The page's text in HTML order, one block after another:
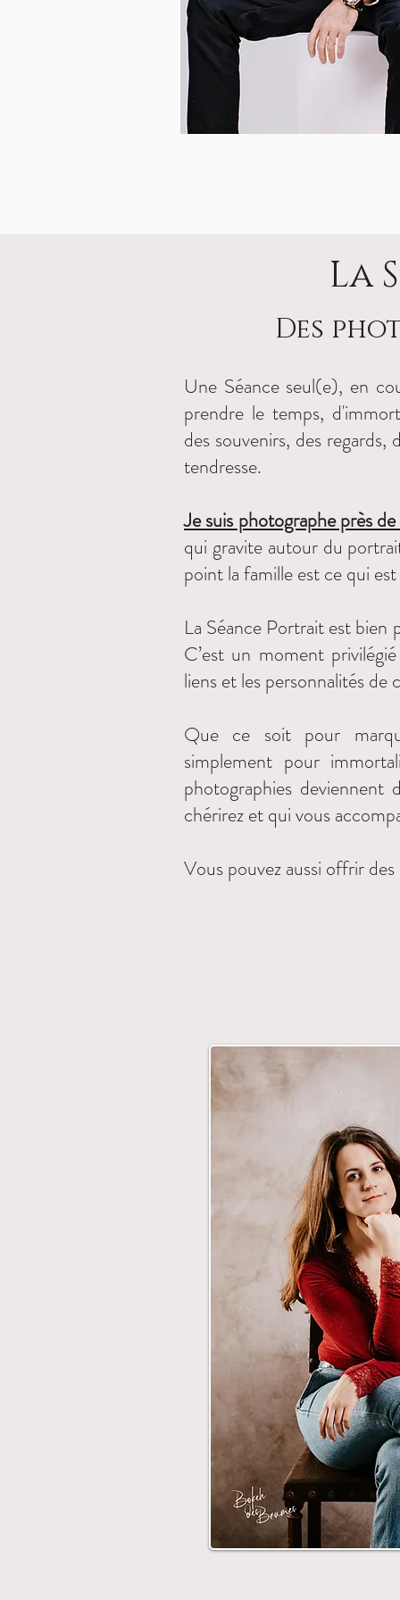
La
Des
Une Séance seul(e), en
prendre le temps,
des souvenirs, des
tendresse.
Je suis photographe près
qui gravite autour du
point la famille est ce qui
La Séance Portrait est bien
C’est un moment
liens et les personnalités de
Que ce soit pour
simplement pour
photographies deviennent
chérirez et qui vous
Vous pouvez aussi offrir des